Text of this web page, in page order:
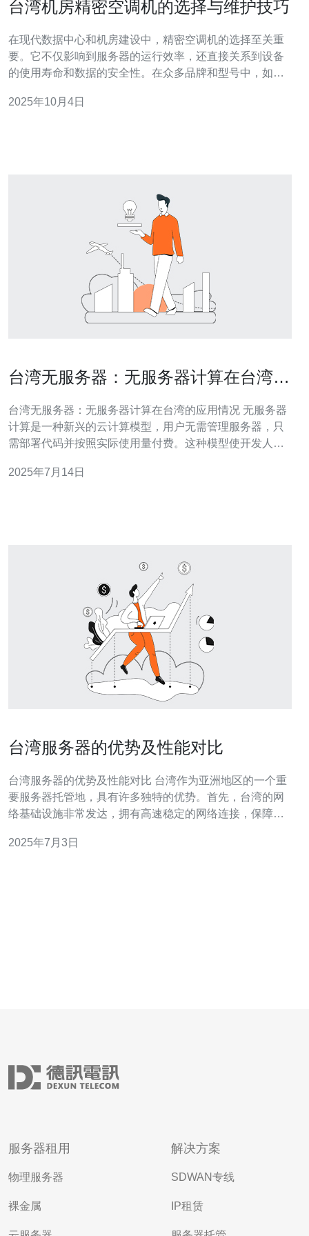
台湾机房精密空调机的选择与维护技巧
在现代数据中心和机房建设中，精密空调机的选择至关重
要。它不仅影响到服务器的运行效率，还直接关系到设备
的使用寿命和数据的安全性。在众多品牌和型号中，如何
营者必须面对的难题。本文将为您提供详尽的评测与介
2025年10月4日
台湾无服务器：无服务器计算在台湾的
台湾无服务器：无服务器计算在台湾的应用情况 无服务器
计算是一种新兴的云计算模型，用户无需管理服务器，只
需部署代码并按照实际使用量付费。这种模型使开发人员
护。 台湾作为一个科技发达的地区，无服务器计算在台湾
2025年7月14日
台湾服务器的优势及性能对比
台湾服务器的优势及性能对比 台湾作为亚洲地区的一个重
要服务器托管地，具有许多独特的优势。首先，台湾的网
络基础设施非常发达，拥有高速稳定的网络连接，保障了
的重视程度较高，服务器托管在台湾可以更好地保护用户
2025年7月3日
服务器租用
物理服务器
裸金属
解决方案
SDWAN专线
IP租赁